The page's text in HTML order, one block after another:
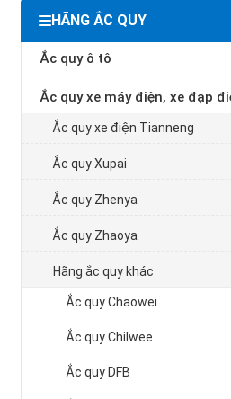
HÃNG ẮC QUY
Ắc quy ô tô
Ắc quy xe máy điện, xe đạp
Ắc quy xe điện Tianneng
Ắc quy Xupai
Ắc quy Zhenya
Ắc quy Zhaoya
Hãng ắc quy khác
Ắc quy Chaowei
Ắc quy Chilwee
Ắc quy DFB